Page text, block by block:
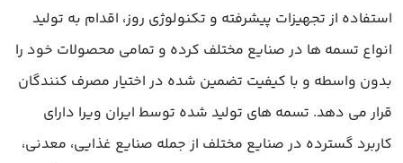
استفاده از تجهیزات پیشرفته و تکنولوژی روز، اقدام به تولید
انواع تسمه ها در صنایع مختلف کرده و تمامی محصولات خود را
بدون واسطه و با کیفیت تضمین شده در اختیار مصرف کنندگان
قرار می دهد. تسمه های تولید شده توسط ایران ویرا دارای
کاربرد گسترده در صنایع مختلف از جمله صنایع غذایی، معدنی،